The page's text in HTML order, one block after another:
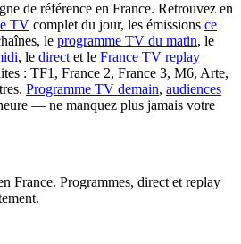
de référence en France. Retrouvez en
TV complet du jour, les émissions ce
le programme TV du matin, le
, le direct et le France TV replay
: TF1, France 2, France 3, M6, Arte,
Programme TV demain, audiences
— ne manquez plus jamais votre
France. Programmes, direct et replay